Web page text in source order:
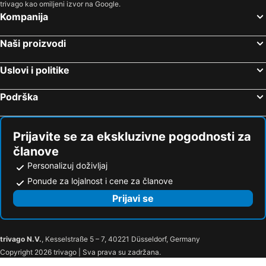
São Mamede de Infesta, bed and breakfasts
Gondomar, bed and breakfasts
Vila Nova de Famalicão, bed and breakfasts
trivago kao omiljeni izvor na Google.
Kompanija
Naši proizvodi
Uslovi i politike
Podrška
Prijavite se za ekskluzivne pogodnosti za
članove
Personalizuj doživljaj
Ponude za lojalnost i cene za članove
Prijavi se
trivago N.V., Kesselstraße 5 – 7, 40221 Düsseldorf, Germany
Copyright 2026 trivago | Sva prava su zadržana.